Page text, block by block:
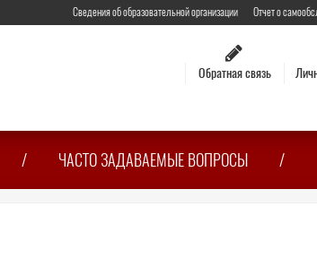
Сведения об образовательной организации Отчет о
Обратная связь
ЧАСТО ЗАДАВАЕМЫЕ ВОПРОСЫ